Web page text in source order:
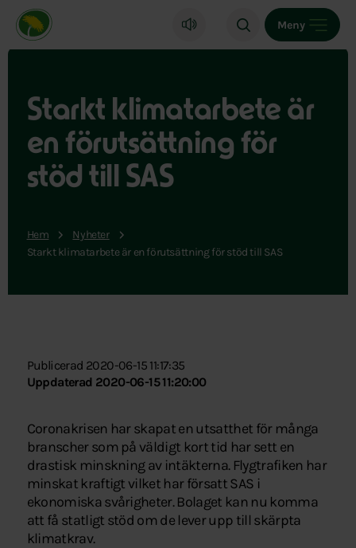
Miljöpartiet de gröna, startsida
Meny
Starkt klimatarbete är
en förutsättning för
stöd till SAS
Hem
Nyheter
Starkt klimatarbete är en förutsättning för stöd till SAS
Publicerad 2020-06-15 11:17:35
Uppdaterad 2020-06-15 11:20:00
Coronakrisen har skapat en utsatthet för många
branscher som på väldigt kort tid har sett en
drastisk minskning av intäkterna. Flygtrafiken har
minskat kraftigt vilket har försatt SAS i
ekonomiska svårigheter. Bolaget kan nu komma
att få statligt stöd om de lever upp till skärpta
klimatkrav.